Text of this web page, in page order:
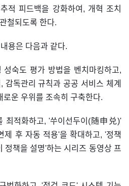
적 피드백을 강화하여, 개혁 조치
철되도록 한다.
용은 다음과 같다.
숙도 평가 방법을 벤치마킹하고,
감독관리 규칙과 공공 서비스 체계
운 우위를 조속히 구축한다.
최적화하고, '쑤이선두이(随申兑)'
제 후 자동 적용'을 확대하고, '정책
정책을 설명'하는 시리즈 동영상 프